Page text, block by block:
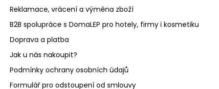
Reklamace, vrácení a výměna zboží
B2B spolupráce s DomaLEP pro hotely, firmy i kosmetiku
Doprava a platba
Jak u nás nakoupit?
Podmínky ochrany osobních údajů
Formulář pro odstoupení od smlouvy